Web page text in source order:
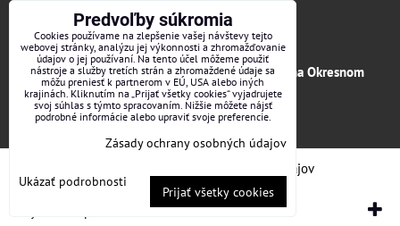
invoice.profitexsk@gmail.com
IČO: 36313157
IČ DPH: SK 2020182615
Firma je zapísaná v obchodnom registri vedenom na Okresnom
súde v Trenčíne, vložka č.12066/R odd. s.r.o.
Zásady ochrany osobných údajov
BiznisWeb.sk
Predvoľby súkromia
Cookies používame na zlepšenie vašej návštevy tejto
webovej stránky, analýzu jej výkonnosti a zhromažďovanie
údajov o jej používaní. Na tento účel môžeme použiť
nástroje a služby tretích strán a zhromaždené údaje sa
môžu preniesť k partnerom v EÚ, USA alebo iných
krajinách. Kliknutím na „Prijať všetky cookies“ vyjadrujete
svoj súhlas s týmto spracovaním. Nižšie môžete nájsť
podrobné informácie alebo upraviť svoje preferencie.
Zásady ochrany osobných údajov
Ukázať podrobnosti
Prijať všetky cookies